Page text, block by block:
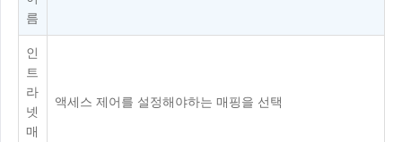
름
인
트
라
넷
매
액세스 제어를 설정해야하는 매핑을 선택